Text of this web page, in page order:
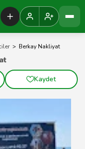
> Berkay Nakliyat
Kaydet